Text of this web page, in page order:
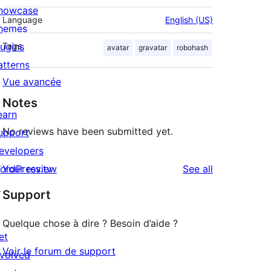
Language English (US)
Tags avatar gravatar robohash
Vue avancée
Notes
No reviews have been submitted yet.
Your review See all
Support
Quelque chose à dire ? Besoin d’aide ?
Voir le forum de support